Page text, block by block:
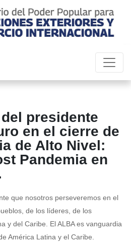
presidente
en el cierre de
de Alto Nivel:
Pandemia en
que nosotros perseveremos en el
de los líderes, de los
y del Caribe. El ALBA es vanguardia
América Latina y el Caribe.